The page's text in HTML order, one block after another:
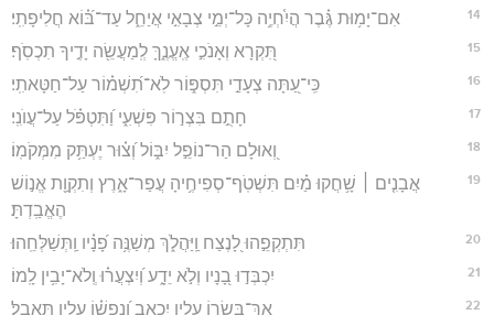
14 אִם־יָמ֥וּת גֶּ֗בֶר הֲיִ֫חְיֶ֥ה כָּל־יְמֵ֣י צְבָאִ֣י אֲיַחֵ֑ל עַד־בּ֝֗וֹא חֲלִיפָתִֽי׃
15 תִּ֭קְרָא וְאָנֹכִ֣י אֶֽעֱנֶ֑ךָּ לְֽמַעֲשֵׂ֖ה יָדֶ֣יךָ תִכְסֹֽף׃
16 כִּֽי־עַ֭תָּה צְעָדַ֣י תִּסְפּ֑וֹר לֹֽא־תִ֝שְׁמ֗וֹר עַל־חַטָּאתִֽי׃
17 חָתֻ֣ם בִּצְר֣וֹר פִּשְׁעִ֑י וַ֝תִּטְפֹּ֗ל עַל־עֲוֺנִֽי׃
18 וְ֭אוּלָם הַר־נוֹפֵ֣ל יִבּ֑וֹל וְ֝צ֗וּר יֶעְתַּ֥ק מִמְּקֹמֽוֹ׃
19
אֲבָנִ֤ים ׀ שָׁ֥חֲקוּ מַ֗יִם תִּשְׁטֹֽף־סְפִיחֶ֥יהָ עֲפַר־אָ֑רֶץ וְתִקְוַ֖ת אֱנ֣וֹשׁ
הֶאֱבַֽדְתָּ׃
20 תִּתְקְפֵ֣הוּ לָ֭נֶצַח וַֽיַּהֲלֹ֑ךְ מְשַׁנֶּ֥ה פָ֝נָ֗יו וַֽתְּשַׁלְּחֵֽהוּ׃
21 יִכְבְּד֣וּ בָ֭נָיו וְלֹ֣א יֵדָ֑ע וְ֝יִצְעֲר֗וּ וְֽלֹא־יָבִ֥ין לָֽמוֹ׃
22 אַךְ־בְּ֭שָׂרוֹ עָלָ֣יו יִכְאָ֑ב וְ֝נַפְשׁ֗וֹ עָלָ֥יו תֶּאֱבָֽל׃